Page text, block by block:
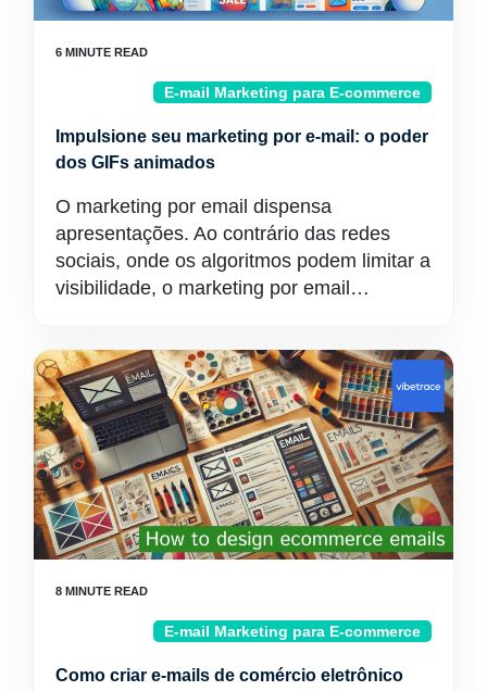
E-mail Marketing para E-commerce
Impulsione seu marketing por e-mail: o poder
dos GIFs animados
O marketing por email dispensa
apresentações. Ao contrário das redes
sociais, onde os algoritmos podem limitar a
visibilidade, o marketing por email…
E-mail Marketing para E-commerce
Como criar e-mails de comércio eletrônico